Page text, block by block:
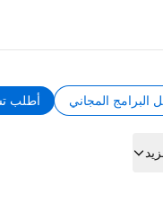
منك
البرامج المجاني أطلب